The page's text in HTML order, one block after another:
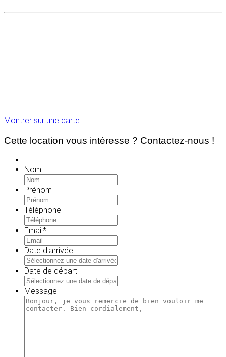
Montrer sur une carte
Cette location vous intéresse ? Contactez-nous !
Nom
Prénom
Téléphone
Email *
Date d'arrivée
JJ
slash
AAAA
Date de départ
JJ
slash
Message